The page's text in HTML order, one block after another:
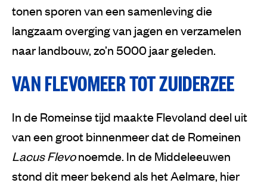
tonen sporen van een samenleving die
langzaam overging van jagen en verzamelen
naar landbouw, zo’n 5000 jaar geleden.
VAN FLEVOMEER TOT ZUIDERZEE
In de Romeinse tijd maakte Flevoland deel uit
van een groot binnenmeer dat de Romeinen
Lacus Flevonoemde. In de Middeleeuwen
stond dit meer bekend als het Aelmare, hier